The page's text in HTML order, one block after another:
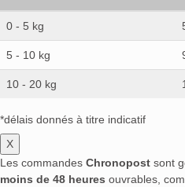
0 - 5 kg
5 - 10 kg
10 - 20 kg
*délais donnés à titre indicatif
X
Les commandes Chronopost sont
moins de 48 heures ouvrables,